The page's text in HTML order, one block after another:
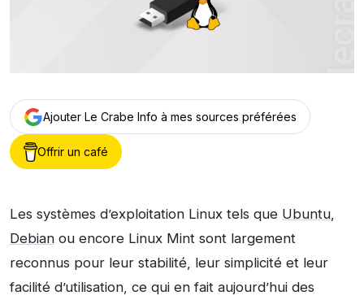
Ajouter Le Crabe Info à mes sources préférées
Offrir un café
Les systèmes d’exploitation Linux tels que Ubuntu,
Debian ou encore Linux Mint sont largement
reconnus pour leur stabilité, leur simplicité et leur
facilité d’utilisation, ce qui en fait aujourd’hui des